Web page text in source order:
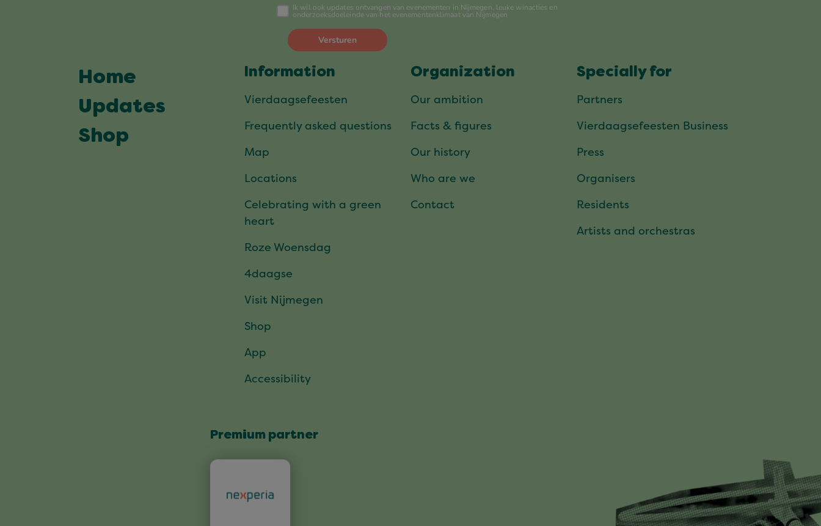
Home
Updates
Shop
Information
Vierdaagsefeesten
Frequently asked questions
Map
Locations
Celebrating with a green
heart
Roze Woensdag
4daagse
Visit Nijmegen
Shop
App
Accessibility
Organization
Our ambition
Facts & figures
Our history
Who are we
Contact
Specially for
Partners
Vierdaagsefeesten Business
Press
Organisers
Residents
Artists and orchestras
Premium partner